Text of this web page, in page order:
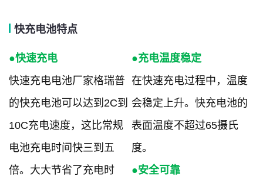
快充电池特点
●快速充电
快速充电电池厂家格瑞普
的快充电池可以达到2C到
10C充电速度，这比常规
电池充电时间快三到五
倍。大大节省了充电时
●充电温度稳定
在快速充电过程中，温度
会稳定上升。快充电池的
表面温度不超过65摄氏
度。
●安全可靠